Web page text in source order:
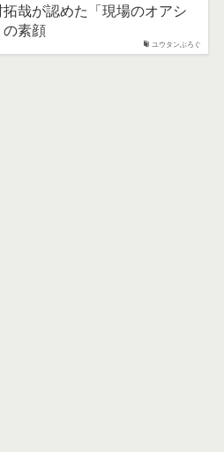
ユウタンぶろぐ
拓哉が認めた「現場のオアシ
の素顔